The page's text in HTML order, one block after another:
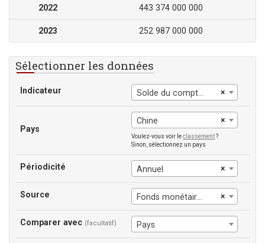
2022 443 374 000 000
2023 252 987 000 000
Sélectionner les données
Indicateur ×
Solde du compte courant (BoP)
Pays
×
Chine
Voulez-vous voir leclassement?
Sinon, sélectionnez un pays
Périodicité ×
Annuel
Source ×
Fonds monétaire international
Comparer avec (facultatif) Pays